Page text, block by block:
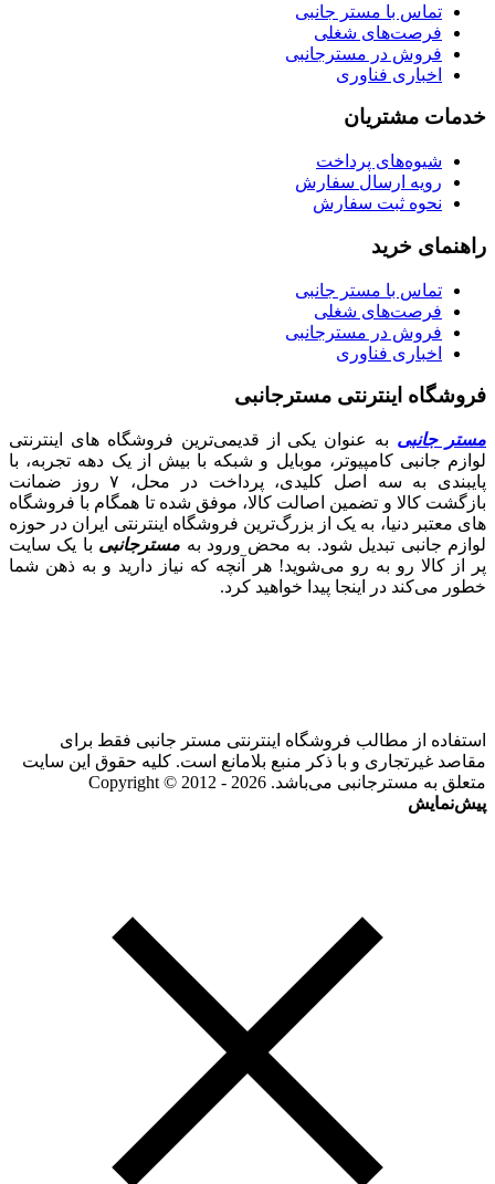
تماس با مستر جانبی
فرصت‌های شغلی
فروش در مسترجانبی
اخباری فناوری
خدمات مشتریان
شیوه‌های پرداخت
رویه ارسال سفارش
نحوه ثبت سفارش
راهنمای خرید
تماس با مستر جانبی
فرصت‌های شغلی
فروش در مسترجانبی
اخباری فناوری
فروشگاه اینترنتی مسترجانبی
مستر جانبی به عنوان یکی از قدیمی‌ترین فروشگاه های اینترنتی
لوازم جانبی کامپیوتر، موبایل و شبکه با بیش از یک دهه تجربه، با
پایبندی به سه اصل کلیدی، پرداخت در محل، ۷ روز ضمانت
بازگشت کالا و تضمین اصالت کالا، موفق شده تا همگام با فروشگاه‌
های معتبر دنیا، به یک از بزرگ‌ترین فروشگاه اینترنتی ایران در حوزه
لوازم جانبی تبدیل شود. به محض ورود به مسترجانبی با یک سایت
پر از کالا رو به رو می‌شوید! هر آنچه که نیاز دارید و به ذهن شما
خطور می‌کند در اینجا پیدا خواهید کرد.
استفاده از مطالب فروشگاه اینترنتی مستر جانبی فقط برای
مقاصد غیرتجاری و با ذکر منبع بلامانع است. کلیه حقوق این سایت
متعلق به مسترجانبی می‌باشد. Copyright © 2012 - 2026
پیش‌نمایش